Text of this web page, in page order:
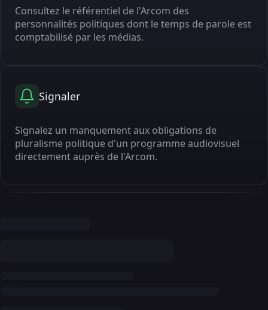
Consultez le référentiel de l'Arcom des
personnalités politiques dont le temps de parole est
comptabilisé par les médias.
Signaler
Signalez un manquement aux obligations de
pluralisme politique d'un programme audiovisuel
directement auprès de l'Arcom.